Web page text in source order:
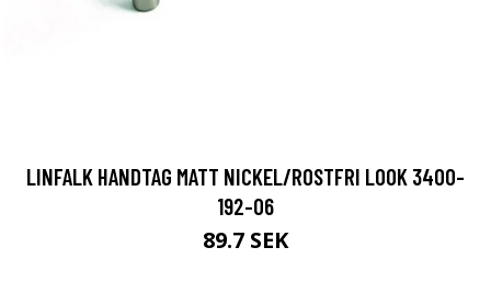
LINFALK HANDTAG MATT NICKEL/ROSTFRI LOOK 3400-
192-06
89.7 SEK